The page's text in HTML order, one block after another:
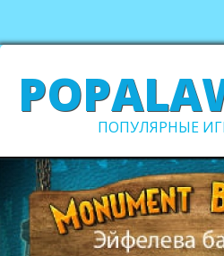
ПОПУЛЯРНЫЕ